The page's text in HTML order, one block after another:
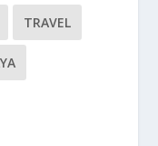
TRAVEL